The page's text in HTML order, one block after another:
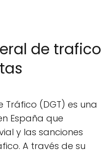
de trafico
Tráfico (DGT) es una
España que
y las sanciones
A través de su